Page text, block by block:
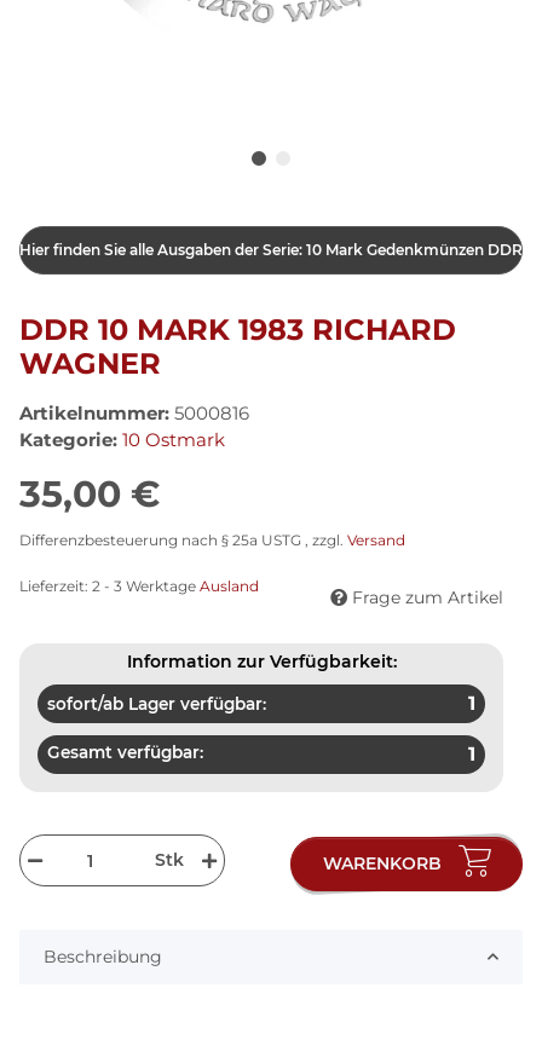
Hier finden Sie alle Ausgaben der Serie: 10 Mark Gedenkmünzen DDR
DDR 10 MARK 1983 RICHARD
WAGNER
Artikelnummer: 5000816
Kategorie: 10 Ostmark
35,00 €
Differenzbesteuerung nach § 25a USTG , zzgl. Versand
Lieferzeit: 2 - 3 Werktage Ausland
Frage zum Artikel
Information zur Verfügbarkeit:
sofort/ab Lager verfügbar: 1
Gesamt verfügbar: 1
Stk WARENKORB
Beschreibung